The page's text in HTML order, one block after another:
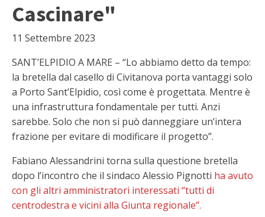
Cascinare"
11 Settembre 2023
SANT’ELPIDIO A MARE – “Lo abbiamo detto da tempo:
la bretella dal casello di Civitanova porta vantaggi solo
a Porto Sant’Elpidio, così come è progettata. Mentre è
una infrastruttura fondamentale per tutti. Anzi
sarebbe. Solo che non si può danneggiare un’intera
frazione per evitare di modificare il progetto”.
Fabiano Alessandrini torna sulla questione bretella
dopo l’incontro che il sindaco Alessio Pignotti ha avuto
con gli altri amministratori interessati “tutti di
centrodestra e vicini alla Giunta regionale”.